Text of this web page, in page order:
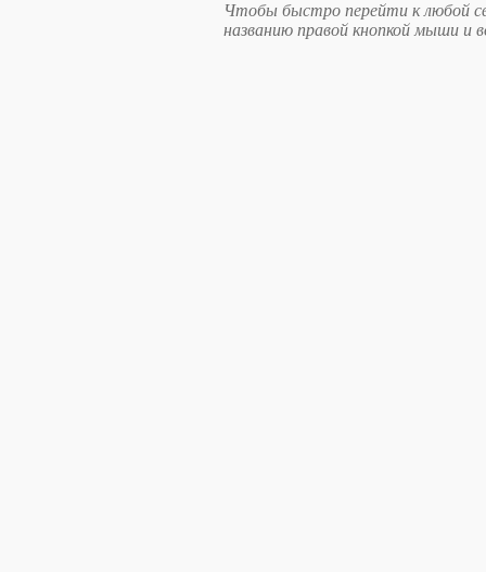
Чтобы быстро перейти к любой
названию правой кнопкой мыши и